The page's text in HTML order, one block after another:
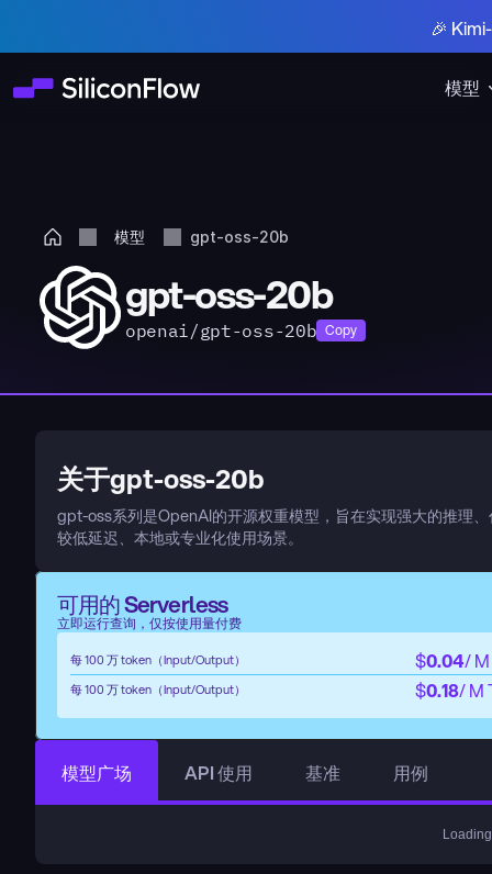
模型
🎉
模型 gpt-oss-20b
gpt-oss-20b
openai/gpt-oss-20b Copy
关于gpt-oss-20b
gpt-oss系列是OpenAI的开源权重模型，旨在实现强大的推理
较低延迟、本地或专业化使用场景。
可用的 Serverless
立即运行查询，仅按使用量付费
每 100 万 token（Input/Output） $0.04/
每 100 万 token（Input/Output） $0.18/ M
模型广场 API 使用 基准 用例